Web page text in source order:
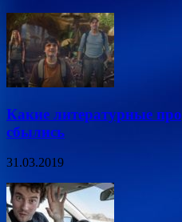
Какие литературные
сбылись
31.03.2019